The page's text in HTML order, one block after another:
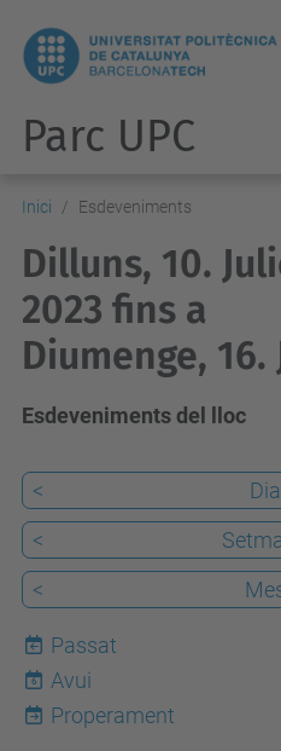
Parc UPC
Inici Esdeveniments
Dilluns, 10.
2023 fins a
Diumenge, 16.
Esdeveniments del lloc
< Dia
<
<
Passat
6
Avui
Properament